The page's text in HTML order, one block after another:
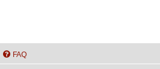
FAQ